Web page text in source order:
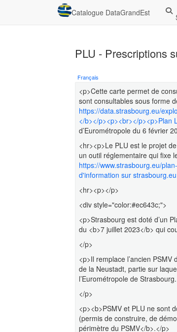
Catalogue DataGrandEst
PLU - Prescriptions
Français
<p>Cette carte permet de
sont consultables sous forme
https://data.strasbourg.eu/
</b></p><p><br></p><p>Plan
d’Eurométropole du 6 février
<hr><p>Le PLU est le projet
un outil réglementaire qui fixe
https://www.strasbourg.eu/
d'information sur
<hr><p></p>
<div style="color:#ec643c;">
<p>Strasbourg est doté d’un
du <b>7 juillet 2023</b> qui
</p>
<p>Il remplace l’ancien
de la Neustadt, partie sur
l’Eurométropole de Strasbourg.
</p>
<p><b>PSMV et PLU ne sont
(permis de construire, de
périmètre du PSMV</b>.</p>